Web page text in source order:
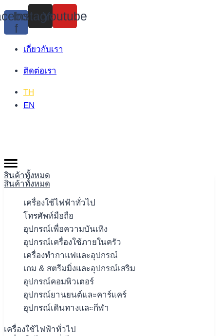
Skip
to
content
f
Instagram
Youtube
เกี่ยวกับเรา
ติดต่อเรา
TH
EN
สินค้าทั้งหมด
สินค้าทั้งหมด
เครื่องใช้ไฟฟ้าทั่วไป
โทรศัพท์มือถือ
อุปกรณ์เพื่อความบันเทิง
อุปกรณ์เครื่องใช้ภายในครัว
เครื่องทำกาแฟและอุปกรณ์
เกม & สตรีมมิ่งและอุปกรณ์เสริม
อุปกรณ์คอมพิวเตอร์
อุปกรณ์ยานยนต์และคาร์แคร์
อุปกรณ์เดินทางและกีฬา
เครื่องใช้ไฟฟ้าทั่วไป